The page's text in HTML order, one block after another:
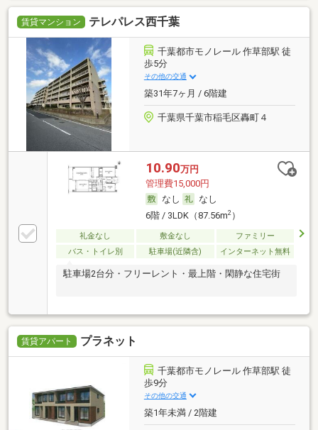
賃貸マンション テレパレス西千葉
千葉都市モノレール 作草部駅 徒
歩5分
その他の交通
築31年7ヶ月 / 6階建
千葉県千葉市稲毛区轟町４
10.90万円
管理費15,000円
なし
なし
6階 / 3LDK（87.56m2）
礼金なし 敷金なし
ファミリー
バス・トイレ別
駐車場(近隣含) インターネット無料
駐車場2台分・フリーレント・最上階・閑静な住宅街
賃貸アパート プラネット
千葉都市モノレール 作草部駅 徒
歩9分
その他の交通
築1年未満 / 2階建